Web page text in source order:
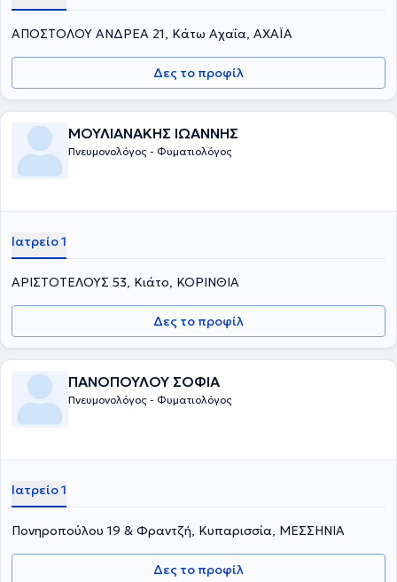
ΑΠΟΣΤΟΛΟΥ ΑΝΔΡΕΑ 21, Κάτω Αχαΐα, ΑΧΑΪΑ
Δες το προφίλ
ΜΟΥΛΙΑΝΑΚΗΣ ΙΩΑΝΝΗΣ
Πνευμονολόγος - Φυματιολόγος
Ιατρείο 1
ΑΡΙΣΤΟΤΕΛΟΥΣ 53, Κιάτο, ΚΟΡΙΝΘΙΑ
Δες το προφίλ
ΠΑΝΟΠΟΥΛΟΥ ΣΟΦΙΑ
Πνευμονολόγος - Φυματιολόγος
Ιατρείο 1
Πονηροπούλου 19 & Φραντζή, Κυπαρισσία, ΜΕΣΣΗΝΙΑ
Δες το προφίλ